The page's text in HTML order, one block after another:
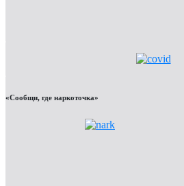
«Сообщи, где наркоточка»